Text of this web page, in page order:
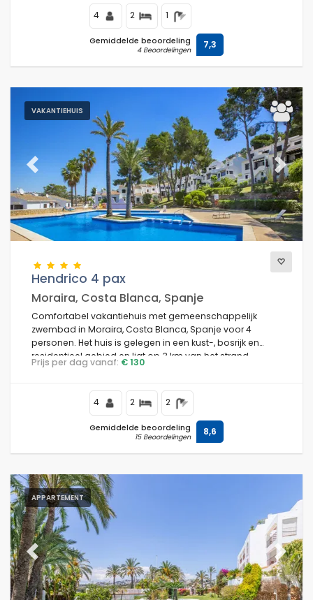
4 2 1
Gemiddelde beoordeling
4 Beoordelingen 7,3
VAKANTIEHUIS
Previous Next
Hendrico 4 pax
Moraira, Costa Blanca, Spanje
Comfortabel vakantiehuis met gemeenschappelijk
zwembad in Moraira, Costa Blanca, Spanje voor 4
personen. Het huis is gelegen in een kust-, bosrijk en
residentieel gebied en ligt op 3 km van het strand.
Prijs per dag vanaf: € 130
4 2 2
Gemiddelde beoordeling
15 Beoordelingen 8,6
APPARTEMENT
Previous Next